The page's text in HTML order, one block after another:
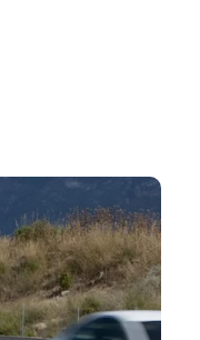
Murcia
de todos los
carreteras de